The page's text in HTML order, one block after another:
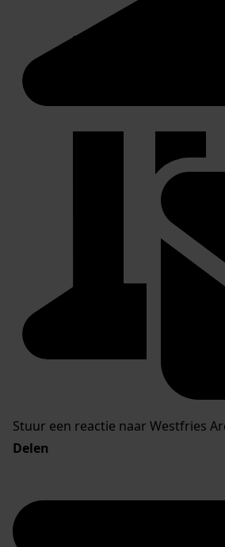
Stuur een reactie naar Westfries
Delen